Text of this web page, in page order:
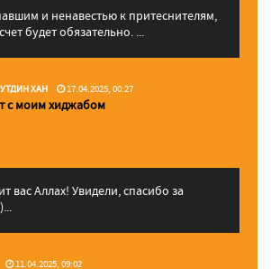
и ненавестью к притеснителям,
будет обязательно. ...
ХАН 17.04.2025, 00:27
с моим хиджабом
вас Аллаx! Увидели, спасибо за
11.04.2025, 09:02